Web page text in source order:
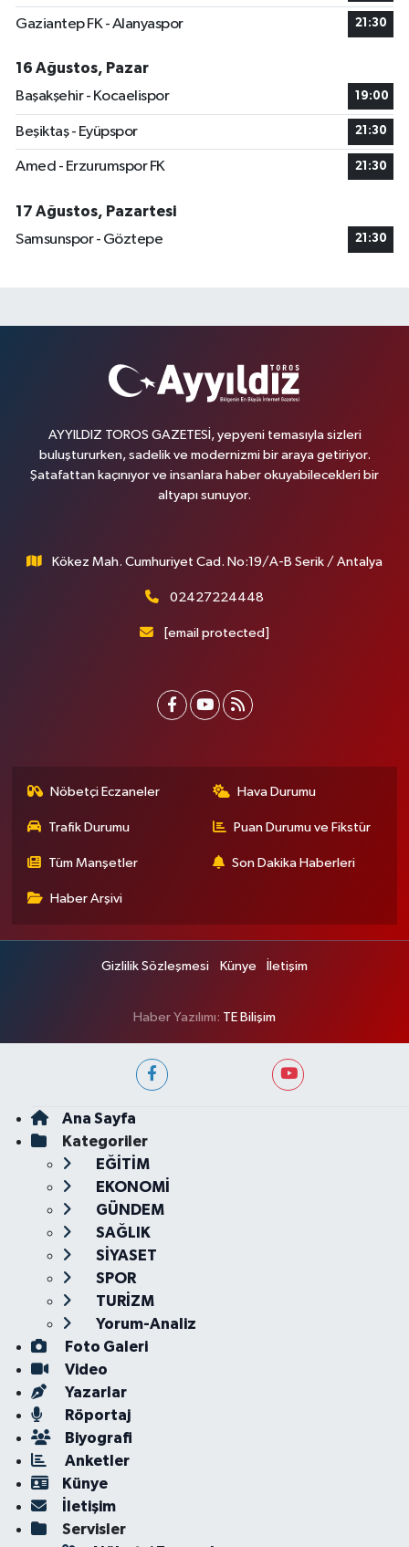
Gaziantep FK - Alanyaspor 21:30
16 Ağustos, Pazar
Başakşehir - Kocaelispor
19:00
Beşiktaş - Eyüpspor 21:30
Amed - Erzurumspor FK 21:30
17 Ağustos, Pazartesi
Samsunspor - Göztepe
21:30
AYYILDIZ TOROS GAZETESİ, yepyeni temasıyla sizleri
buluştururken, sadelik ve modernizmi bir araya getiriyor.
Şatafattan kaçınıyor ve insanlara haber okuyabilecekleri bir
altyapı sunuyor.
Kökez Mah. Cumhuriyet Cad. No:19/A-B Serik / Antalya
02427224448
[email protected]
Nöbetçi Eczaneler Hava Durumu
Trafik Durumu Puan Durumu ve Fikstür
Tüm Manşetler Son Dakika Haberleri
Haber Arşivi
Gizlilik Sözleşmesi Künye İletişim
Haber Yazılımı: TE Bilişim
Ana Sayfa
Kategoriler
EĞİTİM
EKONOMİ
GÜNDEM
SAĞLIK
SİYASET
SPOR
TURİZM
Yorum-Analiz
Foto Galeri
Video
Yazarlar
Röportaj
Biyografi
Anketler
Künye
İletişim
Servisler